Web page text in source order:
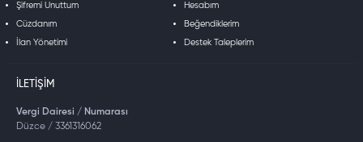
Şifremi Unuttum Hesabım
Cüzdanım Beğendiklerim
İlan Yönetimi Destek Taleplerim
İLETIŞIM
Vergi Dairesi / Numarası
Düzce / 3361316062